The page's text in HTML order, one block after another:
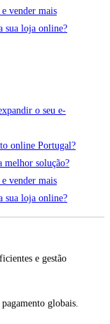
vender mais
sua loja online?
o seu e-
online Portugal?
melhor solução?
vender mais
sua loja online?
e gestão
globais.